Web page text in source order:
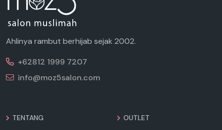
Ahlinya rambut berhijab sejak 2002.
+62812 1999 7207
info@moz5salon.com
TENTANG OUTLET